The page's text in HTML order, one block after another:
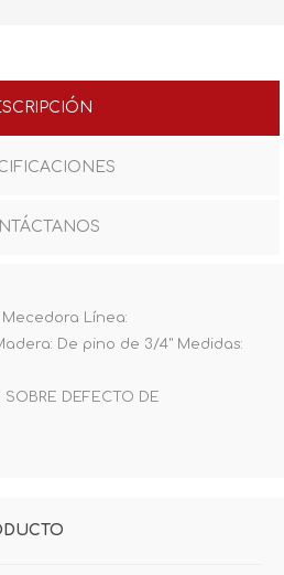
Mecedora Línea:
De pino de 3/4" Medidas:
DEFECTO DE